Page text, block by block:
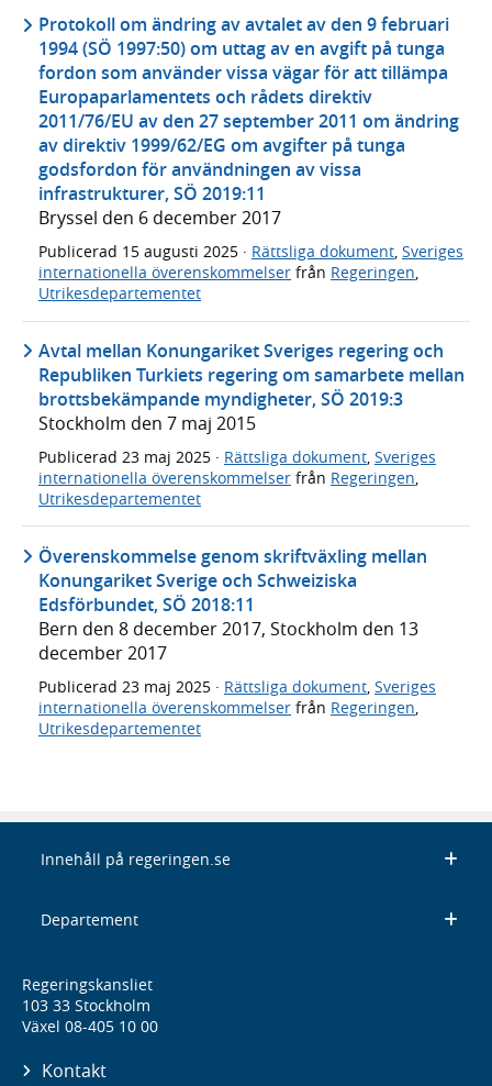
Protokoll om ändring av avtalet av den 9 februari
1994 (SÖ 1997:50) om uttag av en avgift på tunga
fordon som använder vissa vägar för att tillämpa
Europaparlamentets och rådets direktiv
2011/76/EU av den 27 september 2011 om ändring
av direktiv 1999/62/EG om avgifter på tunga
godsfordon för användningen av vissa
infrastrukturer, SÖ 2019:11
Bryssel den 6 december 2017
Publicerad 15 augusti 2025 · Rättsliga dokument, Sveriges
internationella överenskommelser från Regeringen,
Utrikesdepartementet
Avtal mellan Konungariket Sveriges regering och
Republiken Turkiets regering om samarbete mellan
brottsbekämpande myndigheter, SÖ 2019:3
Stockholm den 7 maj 2015
Publicerad 23 maj 2025 · Rättsliga dokument, Sveriges
internationella överenskommelser från Regeringen,
Utrikesdepartementet
Överenskommelse genom skriftväxling mellan
Konungariket Sverige och Schweiziska
Edsförbundet, SÖ 2018:11
Bern den 8 december 2017, Stockholm den 13
december 2017
Publicerad 23 maj 2025 · Rättsliga dokument Sveriges
internationella överenskommelser från Regeringen
Utrikesdepartementet
Innehåll på regeringen.se
Departement
Regeringskansliet
103 33 Stockholm
Växel 08-405 10 00
Kontakt